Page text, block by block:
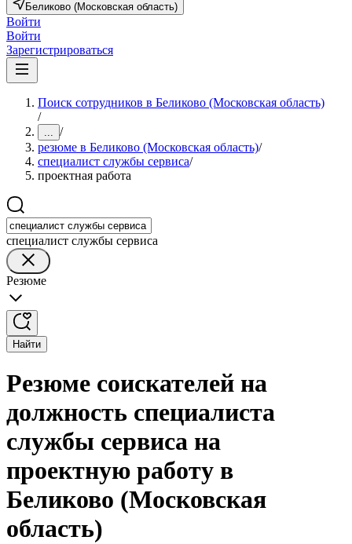
Беликово (Московская область)
Войти
Войти
Зарегистрироваться
Поиск сотрудников в Беликово (Московская область)
/
... /
резюме в Беликово (Московская область)/
специалист службы сервиса/
проектная работа
специалист службы сервиса
Резюме
Найти
Резюме соискателей на
должность специалиста
службы сервиса на
проектную работу в
Беликово (Московская
область)